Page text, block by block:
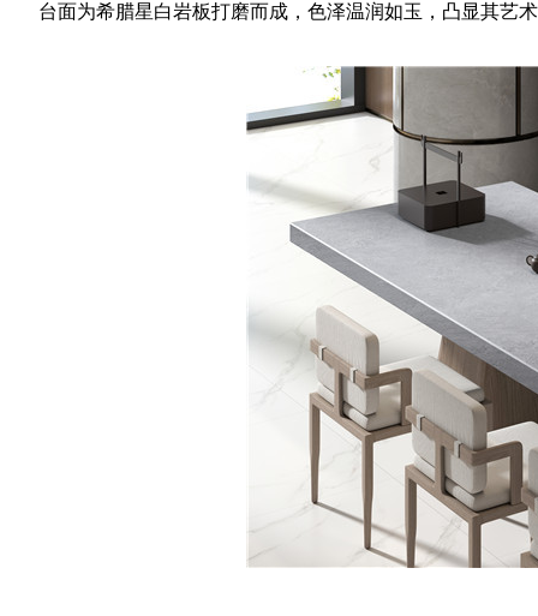
台面为希腊星白岩板打磨而成，色泽温润如玉，凸显其艺术